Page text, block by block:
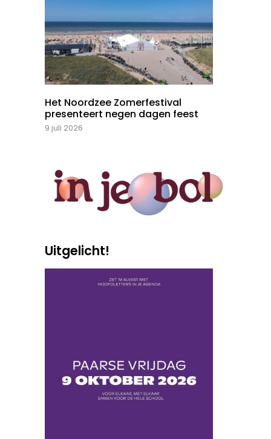
Het Noordzee Zomerfestival
presenteert negen dagen feest
9 juli 2026
Uitgelicht!